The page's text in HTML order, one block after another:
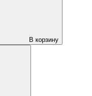
В корзину